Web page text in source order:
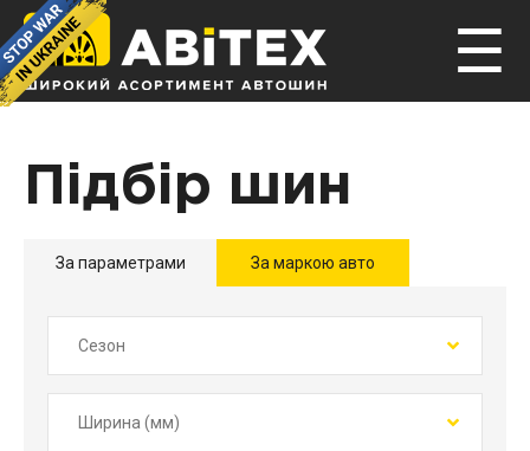
☰
Підбір шин
За параметрами За маркою авто